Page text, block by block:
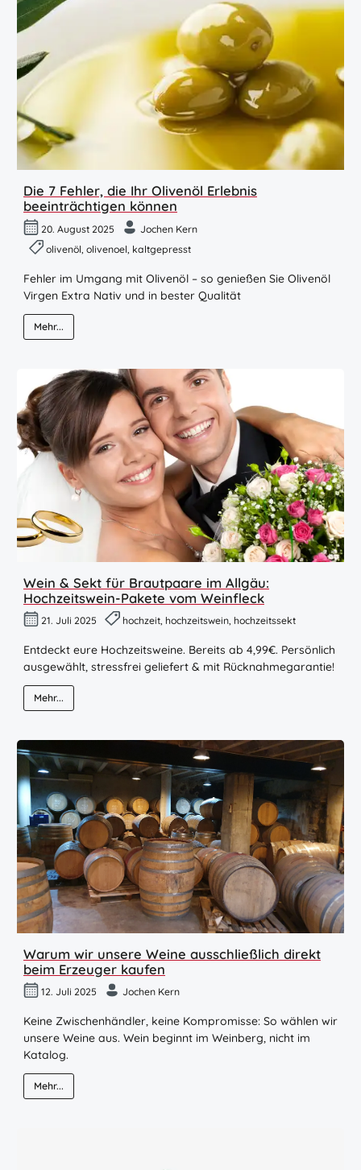
Die 7 Fehler, die Ihr Olivenöl Erlebnis
beeinträchtigen können
20. August 2025
Jochen Kern
olivenöl, olivenoel, kaltgepresst
Fehler im Umgang mit Olivenöl – so genießen Sie Olivenöl
Virgen Extra Nativ und in bester Qualität
Mehr...
Wein & Sekt für Brautpaare im Allgäu:
Hochzeitswein-Pakete vom Weinfleck
21. Juli 2025 hochzeit, hochzeitswein, hochzeitssekt
Entdeckt eure Hochzeitsweine. Bereits ab 4,99€. Persönlich
ausgewählt, stressfrei geliefert & mit Rücknahmegarantie!
Mehr...
Warum wir unsere Weine ausschließlich direkt
beim Erzeuger kaufen
12. Juli 2025 Jochen Kern
Keine Zwischenhändler, keine Kompromisse: So wählen wir
unsere Weine aus. Wein beginnt im Weinberg, nicht im
Katalog.
Mehr...